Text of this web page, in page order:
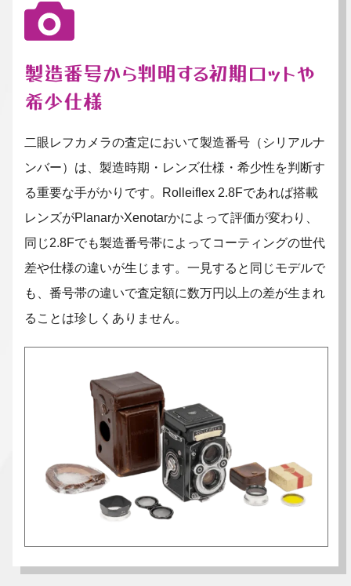
製造番号から判明する初期ロットや
希少仕様
二眼レフカメラの査定において製造番号（シリアルナ
ンバー）は、製造時期・レンズ仕様・希少性を判断す
る重要な手がかりです。Rolleiflex 2.8Fであれば搭載
レンズがPlanarかXenotarかによって評価が変わり、
同じ2.8Fでも製造番号帯によってコーティングの世代
差や仕様の違いが生じます。一見すると同じモデルで
も、番号帯の違いで査定額に数万円以上の差が生まれ
ることは珍しくありません。